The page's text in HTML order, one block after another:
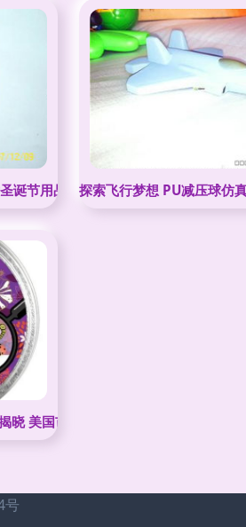
诞节用品的采购新潮流探索飞行梦想 PU减压球仿
晓 美国市场热销减压玩具盘点
号